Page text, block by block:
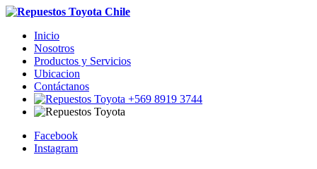
Inicio
Nosotros
Productos y Servicios
Ubicacion
Contáctanos
+569 8919 3744
Facebook
Instagram